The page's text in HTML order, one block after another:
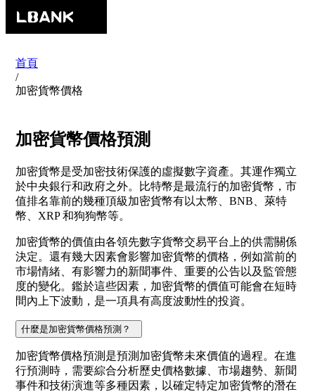
首頁
/
加密貨幣價格
加密貨幣價格預測
加密貨幣是受加密技術保護的虛擬數字資產。其運作獨立
於中央銀行和政府之外。比特幣是最流行的加密貨幣，市
值排名靠前的幾種頂級加密貨幣有以太幣、BNB、萊特
幣、XRP 和狗狗幣等。
加密貨幣的價值由各領先數字貨幣交易平台上的供需關係
決定。還有幾大因素會影響加密貨幣的價格，例如當前的
市場情緒、有影響力的新聞事件、重要的公告以及監管態
度的變化。鑑於這些因素，加密貨幣的價值可能會在短時
間內上下波動，是一項具有高度波動性的投資。
什麼是加密貨幣價格預測？
加密貨幣價格預測是預測加密貨幣未來價值的過程。在進
行預測時，需要綜合分析歷史價格數據、市場趨勢、新聞
事件和技術演進等多種因素，以確定特定加密貨幣的潛在